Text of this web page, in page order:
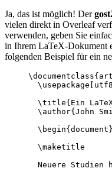
Ja, das ist möglich! Der
vielen direkt in Overleaf
verwenden, geben Sie
in Ihrem LaTeX-Dokument
folgenden Beispiel für ein
\documentclass{
\usepackage
utf8
\title{Ein
\author{John
\begin{ document }
\maketitle
Neuere Studien